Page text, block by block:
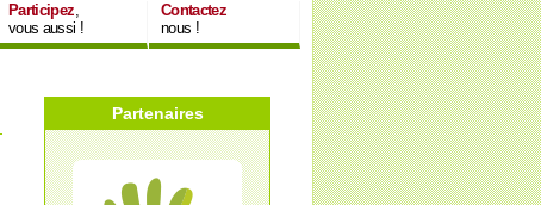
Participez,
vous aussi !
Contactez
nous !
Partenaires